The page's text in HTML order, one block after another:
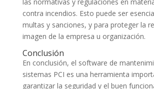
contra incendios. Esto puede ser
multas y sanciones, y para proteger la
imagen de la empresa u organización.
Conclusión
En conclusión, el software de
sistemas PCI es una herramienta
garantizar la seguridad y el buen